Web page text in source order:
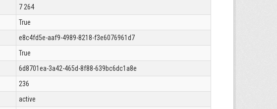
7 264
True
e8c4fd5e-aaf9-4989-8218-f3e6076961d7
True
6d8701ea-3a42-465d-8f88-639bc6dc1a8e
236
active